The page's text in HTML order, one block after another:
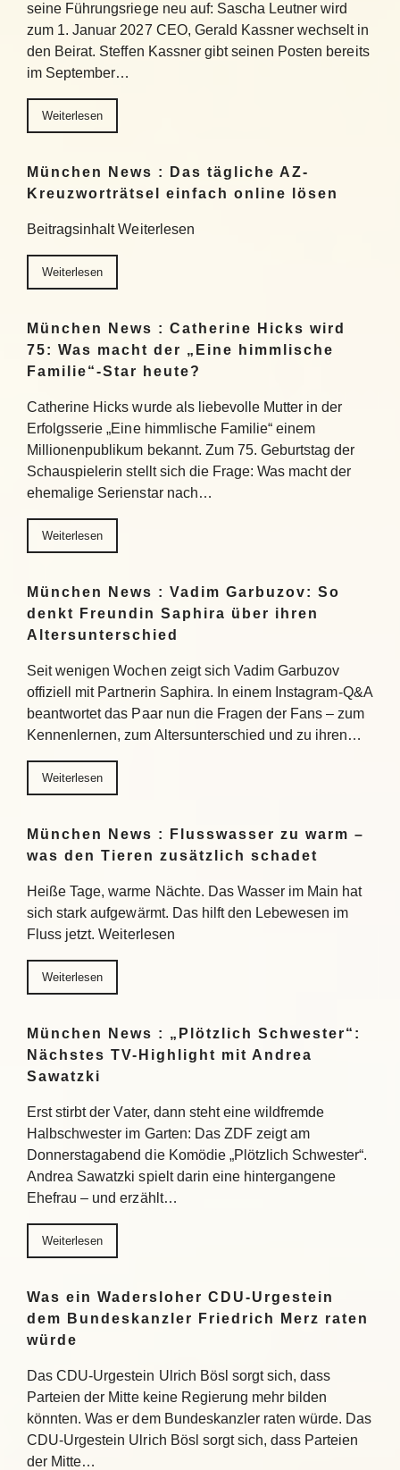
seine Führungsriege neu auf: Sascha Leutner wird
zum 1. Januar 2027 CEO, Gerald Kassner wechselt in
den Beirat. Steffen Kassner gibt seinen Posten bereits
im September…
Weiterlesen
München News : Das tägliche AZ-
Kreuzworträtsel einfach online lösen
Beitragsinhalt Weiterlesen
Weiterlesen
München News : Catherine Hicks wird
75: Was macht der „Eine himmlische
Familie“-Star heute?
Catherine Hicks wurde als liebevolle Mutter in der
Erfolgsserie „Eine himmlische Familie“ einem
Millionenpublikum bekannt. Zum 75. Geburtstag der
Schauspielerin stellt sich die Frage: Was macht der
ehemalige Serienstar nach…
Weiterlesen
München News : Vadim Garbuzov: So
denkt Freundin Saphira über ihren
Altersunterschied
Seit wenigen Wochen zeigt sich Vadim Garbuzov
offiziell mit Partnerin Saphira. In einem Instagram-Q&A
beantwortet das Paar nun die Fragen der Fans – zum
Kennenlernen, zum Altersunterschied und zu ihren…
Weiterlesen
München News : Flusswasser zu warm –
was den Tieren zusätzlich schadet
Heiße Tage, warme Nächte. Das Wasser im Main hat
sich stark aufgewärmt. Das hilft den Lebewesen im
Fluss jetzt. Weiterlesen
Weiterlesen
München News : „Plötzlich Schwester“:
Nächstes TV-Highlight mit Andrea
Sawatzki
Erst stirbt der Vater, dann steht eine wildfremde
Halbschwester im Garten: Das ZDF zeigt am
Donnerstagabend die Komödie „Plötzlich Schwester“.
Andrea Sawatzki spielt darin eine hintergangene
Ehefrau – und erzählt…
Weiterlesen
Was ein Wadersloher CDU-Urgestein
dem Bundeskanzler Friedrich Merz raten
würde
Das CDU-Urgestein Ulrich Bösl sorgt sich, dass
Parteien der Mitte keine Regierung mehr bilden
könnten. Was er dem Bundeskanzler raten würde. Das
CDU-Urgestein Ulrich Bösl sorgt sich, dass Parteien
der Mitte…